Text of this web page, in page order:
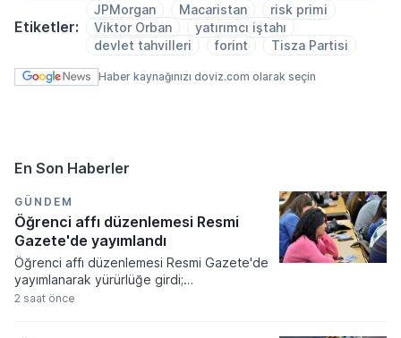
Etiketler:
JPMorgan Macaristan
risk primi
Viktor Orban
yatırımcı iştahı
devlet tahvilleri
forint Tisza Partisi
Haber kaynağınızı doviz.com olarak seçin
En Son Haberler
GÜNDEM
Öğrenci affı düzenlemesi Resmi
Gazete'de yayımlandı
Öğrenci affı düzenlemesi Resmi Gazete'de
yayımlanarak yürürlüğe girdi;
üniversitelerinden ayrılanlara geri dönüş
2 saat önce